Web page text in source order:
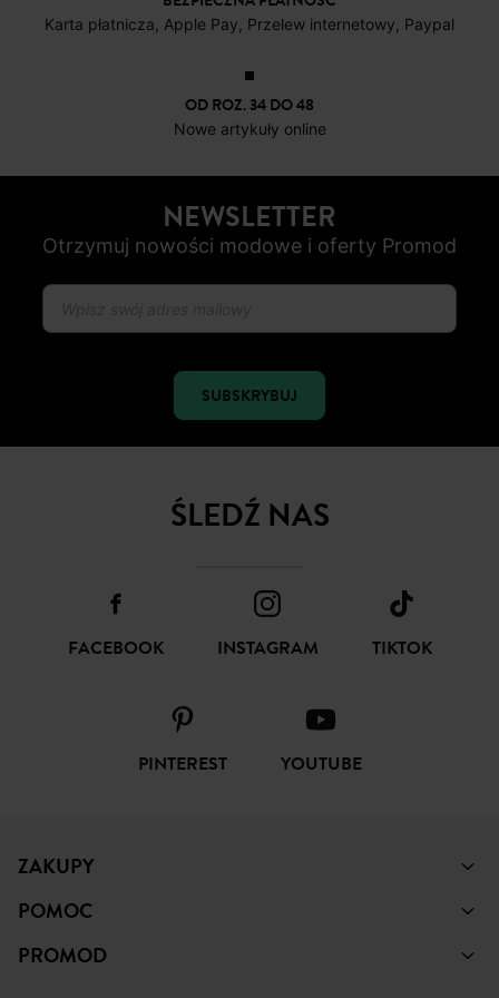
Karta płatnicza, Apple Pay, Przelew internetowy, Paypal
OD ROZ. 34 DO 48
Nowe artykuły online
NEWSLETTER
Otrzymuj nowości modowe i oferty Promod
SUBSKRYBUJ
ŚLEDŹ NAS
FACEBOOK INSTAGRAM TIKTOK
PINTEREST YOUTUBE
ZAKUPY
POMOC
PROMOD